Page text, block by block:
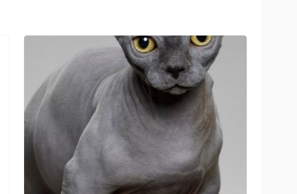
mükemmel işitme duyuları sayesinde küçük
kum hayvanları, haşereler ve hatta yılan avlama
konusunda son derece başarılıdırlar.